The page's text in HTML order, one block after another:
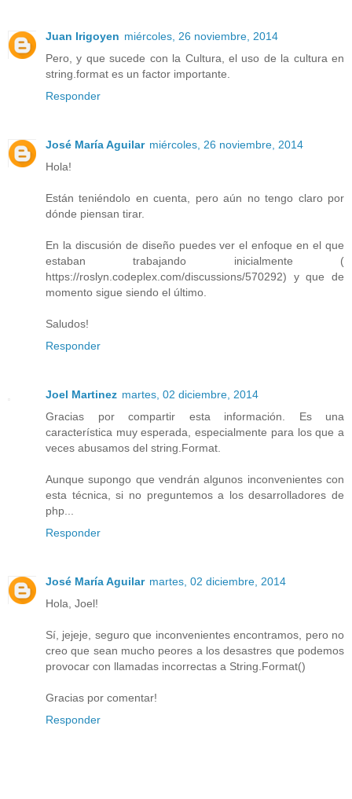
Juan Irigoyen miércoles, 26 noviembre, 2014
Pero, y que sucede con la Cultura, el uso de la cultura en
string.format es un factor importante.
Responder
José María Aguilar miércoles, 26 noviembre, 2014
Hola!
Están teniéndolo en cuenta, pero aún no tengo claro por
dónde piensan tirar.
En la discusión de diseño puedes ver el enfoque en el que
estaban trabajando inicialmente (
https://roslyn.codeplex.com/discussions/570292) y que de
momento sigue siendo el último.
Saludos!
Responder
Joel Martinez martes, 02 diciembre, 2014
Gracias por compartir esta información. Es una
característica muy esperada, especialmente para los que a
veces abusamos del string.Format.
Aunque supongo que vendrán algunos inconvenientes con
esta técnica, si no preguntemos a los desarrolladores de
php...
Responder
José María Aguilar martes, 02 diciembre, 2014
Hola, Joel!
Sí, jejeje, seguro que inconvenientes encontramos, pero no
creo que sean mucho peores a los desastres que podemos
provocar con llamadas incorrectas a String.Format()
Gracias por comentar!
Responder